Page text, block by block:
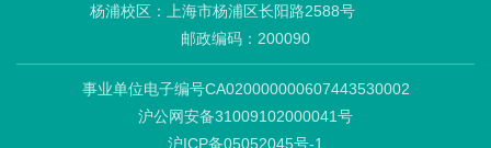
杨浦校区：上海市杨浦区长阳路2588号
邮政编码：200090
事业单位电子编号CA020000000607443530002
沪公网安备31009102000041号
沪ICP备05052045号-1